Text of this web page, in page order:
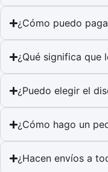
¿Cómo puedo
¿Qué significa que
¿Puedo elegir el
¿Cómo hago un
¿Hacen envíos a